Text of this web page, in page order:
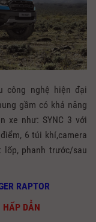
công nghệ hiện đại
gầm có khả năng
xe như: SYNC 3 với
6 túi khí,camera
lốp, phanh trước/sau
RAPTOR
HẤP DẪN